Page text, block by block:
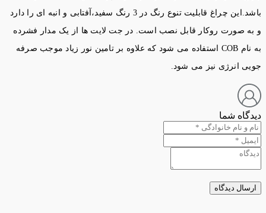
باشد.این چراغ قابلیت تنوع رنگ در 3 رنگ سفید،آفتابی و انبه ای را دارد
و به صورت روکار قابل نصب است. در جت لایت ها از یک مدار فشرده
به نام COB استفاده می شود که علاوه بر تامین نور زیاد موجب صرفه
جویی انرژی نیز می شود.
دیدگاه شما